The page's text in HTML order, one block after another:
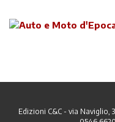
Edizioni C&C - via Naviglio,